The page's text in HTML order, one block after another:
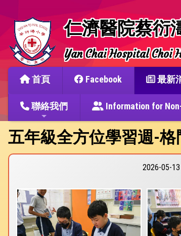
仁濟醫院蔡衍
Yan Chai Hospital Choi
首頁 Facebook 最新
聯絡我們 Information for
五年級全方位學習週-格
2026-05-